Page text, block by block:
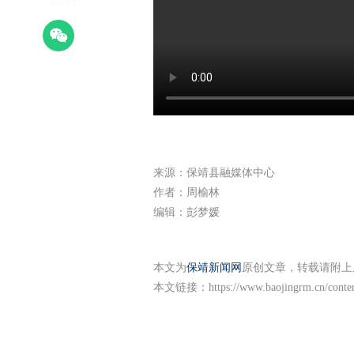
来源：保靖县融媒体中心
作者：周榆林
编辑：彭梦媛
本文为保靖新闻网 原创文章，转载请附
本文链接： https://www.baojingrm.cn/